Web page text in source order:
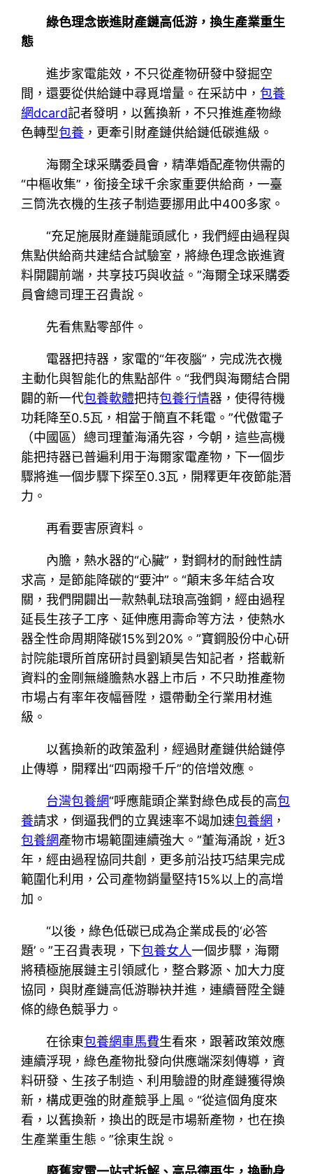
綠色理念嵌進財產鏈高低游，換生產業重生
態
進步家電能效，不只從產物研發中發掘空
間，還要從供給鏈中尋覓增量。在采訪中，包養
網dcard記者發明，以舊換新，不只推進產物綠
色轉型包養 ，更牽引財產鏈供給鏈低碳進級。
海爾全球采購委員會，精準婚配產物供需的
“中樞收集”，銜接全球千余家重要供給商，一臺
三筒洗衣機的生孩子制造要挪用此中400多家。
“充足施展財產鏈龍頭感化，我們經由過程與
焦點供給商共建結合試驗室，將綠色理念嵌進資
料開闢前端，共享技巧與收益。”海爾全球采購委
員會總司理王召貴說。
先看焦點零部件。
電器把持器，家電的“年夜腦”，完成洗衣機
主動化與智能化的焦點部件。“我們與海爾結合開
闢的新一代包養軟體把持包養行情器，使得待機
功耗降至0.5瓦，相當于簡直不耗電。”代傲電子
（中國區）總司理董海涌先容，今朝，這些高機
能把持器已普遍利用于海爾家電產物，下一個步
驟將進一個步驟下探至0.3瓦，開釋更年夜節能潛
力。
再看要害原資料。
內膽，熱水器的“心臟”，對鋼材的耐蝕性請
求高，是節能降碳的“要沖”。“顛末多年結合攻
關，我們開闢出一款熱軋琺琅高強鋼，經由過程
延長生孩子工序、延伸應用壽命等方法，使熱水
器全性命周期降碳15%到20%。”寶鋼股份中心研
討院能環所首席研討員劉穎昊告知記者，搭載新
資料的金剛無縫膽熱水器上市后，不只助推產物
市場占有率年夜幅晉陞，還帶動全行業用材進
級。
以舊換新的政策盈利，經過財產鏈供給鏈停
止傳導，開釋出“四兩撥千斤”的倍增效應。
台灣包養網“呼應龍頭企業對綠色成長的高包
養請求，倒逼我們的立異速率不竭加速包養網 ，
包養網產物市場範圍連續強大。”董海涌說，近3
年，經由過程協同共創，更多前沿技巧結果完成
範圍化利用，公司產物銷量堅持15%以上的高增
加。
“以後，綠色低碳已成為企業成長的‘必答
題’。”王召貴表現，下包養女人一個步驟，海爾
將積極施展鏈主引領感化，整合夥源、加大力度
協同，與財產鏈高低游聯袂并進，連續晉陞全鏈
條的綠色競爭力。
在徐東包養網車馬費生看來，跟著政策效應
連續浮現，綠色產物批發向供應端深刻傳導，資
料研發、生孩子制造、利用驗證的財產鏈獲得煥
新，構成更強的財產競爭上風。“從這個角度來
看，以舊換新，換出的既是市場新產物，也在換
生產業重生態。”徐東生說。